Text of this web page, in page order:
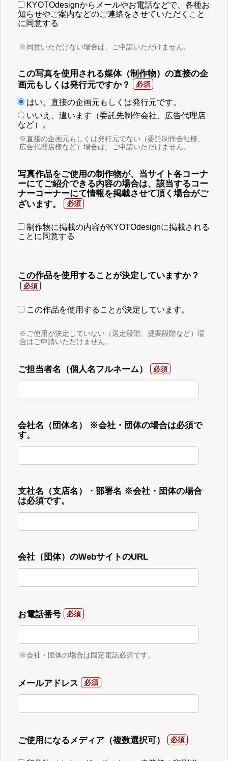
KYOTOdesignからメールやお電話などで、各種お
知らせやご案内などのご連絡をさせていただくこと
に同意する
※同意いただけない場合は、ご申請いただけません。
この写真を使用される媒体（制作物）の直接の企
画元もしくは発行元ですか？
はい、直接の企画元もしくは発行元です。
いいえ、違います（委託先制作会社、広告代理店
など）。
※直接の企画元もしくは発行元でない（委託制作会社様、
広告代理店様など）場合は、ご申請いただけません。
写真作品をご使用の制作物が、当サイト各コーナ
ーにてご紹介できる内容の場合は、該当するコー
ナーコーナーにて情報を掲載させて頂く場合がご
ざいます。
制作物に掲載の内容がKYOTOdesignに掲載される
ことに同意する
この作品を使用することが決定していますか？
この作品を使用することが決定しています。
※ご使用が決定していない（選定段階、提案段階など）場
合はご申請いただけません。
ご担当者名（個人名フルネーム）
会社名（団体名） ※会社・団体の場合は必須で
す。
支社名（支店名）・部署名 ※会社・団体の場合
は必須です。
会社（団体）のWebサイトのURL
お電話番号
※会社・団体の場合は固定電話必須です。
メールアドレス
ご使用になるメディア（複数選択可）